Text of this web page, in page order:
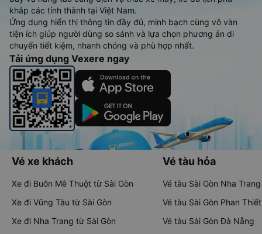
khắp các tỉnh thành tại Việt Nam.
Ứng dụng hiển thị thông tin đầy đủ, minh bạch cùng vô vàn
tiện ích giúp người dùng so sánh và lựa chọn phương án di
chuyển tiết kiệm, nhanh chóng và phù hợp nhất.
Tải ứng dụng Vexere ngay
Vé xe khách
Xe đi Buôn Mê Thuột từ Sài Gòn
Xe đi Vũng Tàu từ Sài Gòn
Xe đi Nha Trang từ Sài Gòn
Vé tàu hỏa
Vé tàu Sài Gòn Nha Trang
Vé tàu Sài Gòn Phan Thiết
Vé tàu Sài Gòn Đà Nẵng